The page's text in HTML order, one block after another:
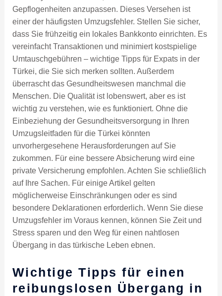
Gepflogenheiten anzupassen. Dieses Versehen ist
einer der häufigsten Umzugsfehler. Stellen Sie sicher,
dass Sie frühzeitig ein lokales Bankkonto einrichten. Es
vereinfacht Transaktionen und minimiert kostspielige
Umtauschgebühren – wichtige Tipps für Expats in der
Türkei, die Sie sich merken sollten. Außerdem
überrascht das Gesundheitswesen manchmal die
Menschen. Die Qualität ist lobenswert, aber es ist
wichtig zu verstehen, wie es funktioniert. Ohne die
Einbeziehung der Gesundheitsversorgung in Ihren
Umzugsleitfaden für die Türkei könnten
unvorhergesehene Herausforderungen auf Sie
zukommen. Für eine bessere Absicherung wird eine
private Versicherung empfohlen. Achten Sie schließlich
auf Ihre Sachen. Für einige Artikel gelten
möglicherweise Einschränkungen oder es sind
besondere Deklarationen erforderlich. Wenn Sie diese
Umzugsfehler im Voraus kennen, können Sie Zeit und
Stress sparen und den Weg für einen nahtlosen
Übergang in das türkische Leben ebnen.
Wichtige Tipps für einen
reibungslosen Übergang in